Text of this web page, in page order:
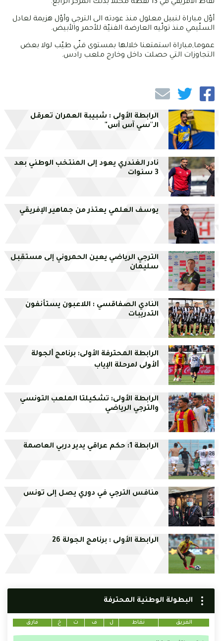
نقاط الافريقي في 13 نقطة محتلاّ بذلك المركز الرابع.
أوّل مباراة لنبيل معلول منذ عودته الى الترجي وأوّل هزيمة لعادل
السلّيمي منذ تولّيه العارضة الفنيّة للأحمر والأبيض.
عموما,مباراة استمتعنا خلالها بمستوى فنّي طيّب لولا بعض
التجاوزات التي حصلت داخل وخارج ملعب رادس.
الرابطة الأولى : شبيبة العمران تعرقل
الـ''سي آس آس"
نادر الغندري يعود إلى المنتخب الوطني بعد
3 سنوات
يوسف العلمي يعتذر من جماهير الإفريقي
الترجي الرياضي يعين الحمروني إلى مستقبل
سليمان
النادي الصفاقسي : اللاعبون يستأنفون
التدريبات
الرابطة المحترفة الأولى: ﺑﺮﻧﺎﻣﺞ ﺍﻟﺠﻮﻟﺔ
ﺍﻷﻭﻟﻰ ﻟمرحلة الإياب
الرابطة الأولى: تشكيلتا الملعب التونسي
والترجي الرياضي
الرابطة 1: حكم عراقي يدير دربي العاصمة
منافس الترجي في دوري يصل إلى تونس
الرابطة الأولى : برنامج الجولة 26
البطولة الوطنية المحترفة
الفريق نقاط ل ف ت خ فارق